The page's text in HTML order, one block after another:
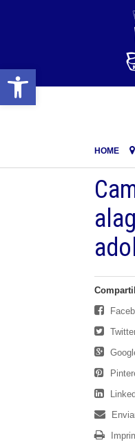
Barra de Ferramentas Aberta
HOME